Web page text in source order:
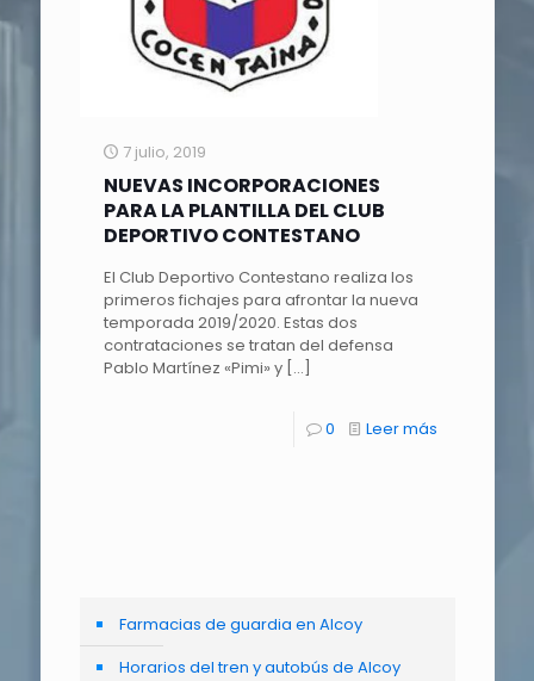
7 julio, 2019
NUEVAS INCORPORACIONES
PARA LA PLANTILLA DEL CLUB
DEPORTIVO CONTESTANO
El Club Deportivo Contestano realiza los
primeros fichajes para afrontar la nueva
temporada 2019/2020. Estas dos
contrataciones se tratan del defensa
Pablo Martínez «Pimi» y[…]
0 Leer más
Farmacias de guardia en Alcoy
Horarios del tren y autobús de Alcoy